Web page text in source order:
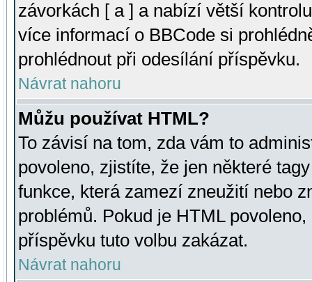
závorkách [ a ] a nabízí větší
více informací o BBCode si
prohlédnout při odesílání příspěvku.
Návrat nahoru
Můžu používat HTML?
To závisí na tom, zda vám to
povoleno, zjistíte, že jen některé
funkce, která zamezí zneužití nebo
problémů. Pokud je HTML
příspěvku tuto volbu zakázat.
Návrat nahoru